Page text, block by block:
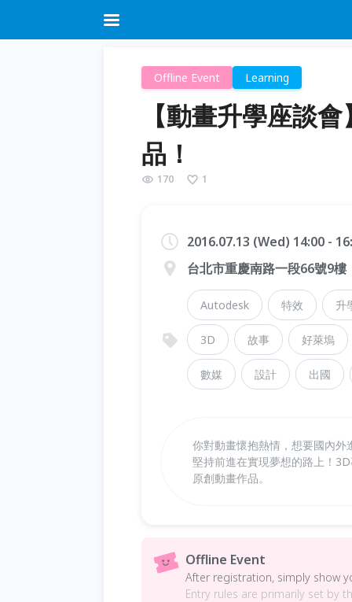
Offline Event Learning
【動畫升學座談
品！
170 1
2016.07.13 (Wed) 14:00 -
台北市重慶南路一段66號9樓
Autodesk 特效 升
3D 故事 好萊塢
數媒 設計 出國
你對動畫懷抱熱情，想要國內
堅持前進在實現夢想的路上！
原創動畫作品。
Offline Event
After registration, simply show
Entry rules are primarily set by